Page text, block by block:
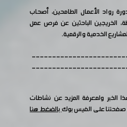
رواد الأعمال الطامحين، أصحاب
الخريجين الباحثين عن فرص عمل
الخدمية والرقمية.
الخبر ولمعرفة المزيد عن نشاطات
صفحتنا على الفيس بوكبالضغط هنا